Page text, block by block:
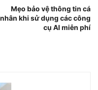
Mẹo bảo vệ thông tin cá
nhân khi sử dụng các công
cụ AI miễn phí